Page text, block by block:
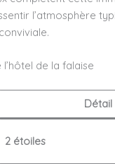
l’atmosphère
de la falaise
Détail
2 étoiles